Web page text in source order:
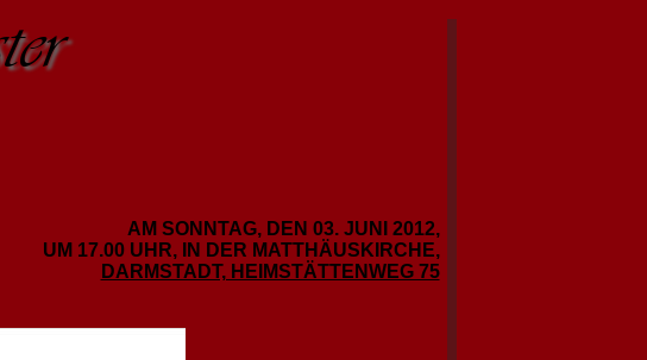
AM SONNTAG, DEN 03. JUNI 2012,
UM 17.00 UHR, IN DER MATTHÄUSKIRCHE,
DARMSTADT, HEIMSTÄTTENWEG 75